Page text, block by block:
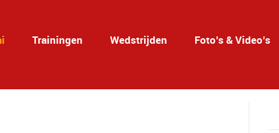
Trainingen Wedstrijden Foto’s & Video’s